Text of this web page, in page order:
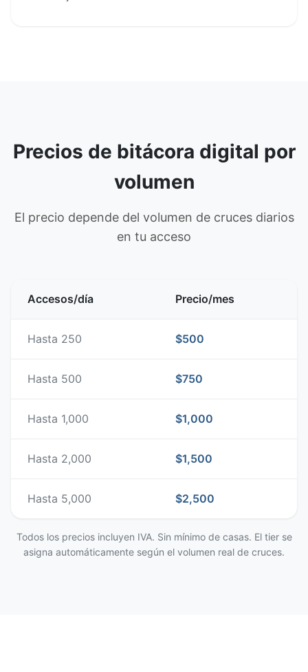
Precios de bitácora digital por
volumen
El precio depende del volumen de cruces diarios
en tu acceso
Accesos/día Precio/mes
Hasta 250 $500
Hasta 500 $750
Hasta 1,000 $1,000
Hasta 2,000 $1,500
Hasta 5,000 $2,500
Todos los precios incluyen IVA. Sin mínimo de casas. El tier se
asigna automáticamente según el volumen real de cruces.